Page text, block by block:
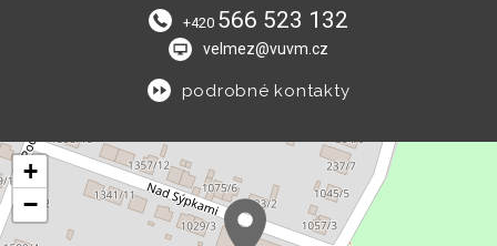
+420 566 523 132
velmez@vuvm.cz
podrobné kontakty
+
−